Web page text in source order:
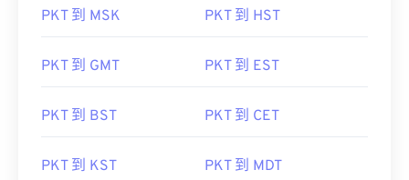
PKT 到 MSK PKT 到 HST
PKT 到 GMT PKT 到 EST
PKT 到 BST PKT 到 CET
PKT 到 KST PKT 到 MDT